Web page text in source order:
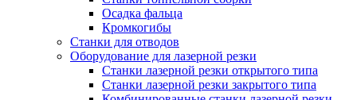
Осадка фальца
Кромкогибы
Станки для отводов
Оборудование для лазерной резки
Станки лазерной резки открытого типа
Станки лазерной резки закрытого типа